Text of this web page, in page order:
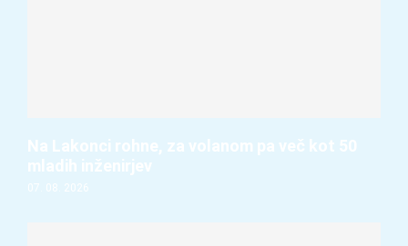
Na Lakonci rohne, za volanom pa več kot 50
mladih inženirjev
07. 08. 2026